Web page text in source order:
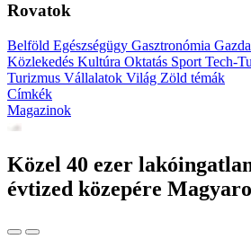
Rovatok
Belföld Egészségügy Gasztronómia
Közlekedés Kultúra Oktatás Sport Tech-
Turizmus Vállalatok Világ Zöld témák
Címkék
Magazinok
Közel 40 ezer
évtized közepére